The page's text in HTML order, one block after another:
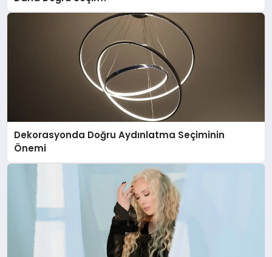
Dekorasyonda Doğru Aydınlatma Seçiminin
Önemi